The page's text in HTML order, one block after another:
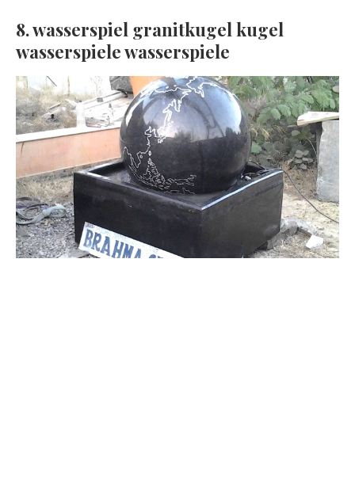
8. wasserspiel granitkugel kugel
wasserspiele wasserspiele